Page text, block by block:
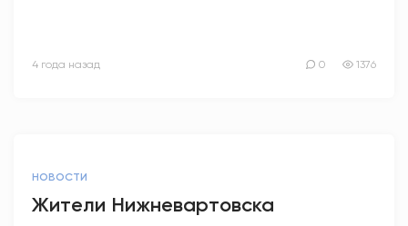
4 года назад 0 1376
НОВОСТИ
Жители Нижневартовска